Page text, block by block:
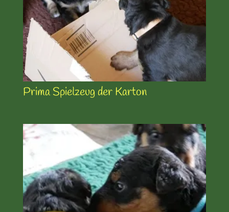
Prima Spielzeug der Karton